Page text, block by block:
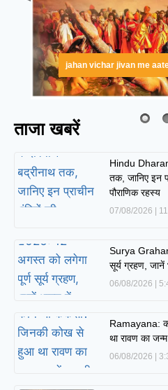
jahan vichar jivan me
ताजा खबरें
Hindu
तक, जानिए इन
पौराणिक रहस्य
07/08/2026
Surya
सूर्य ग्रहण,
06/08/2026
Ramayana:
था रावण का
06/08/2026